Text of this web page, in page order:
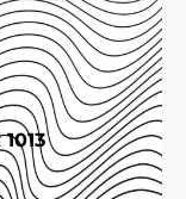
1013